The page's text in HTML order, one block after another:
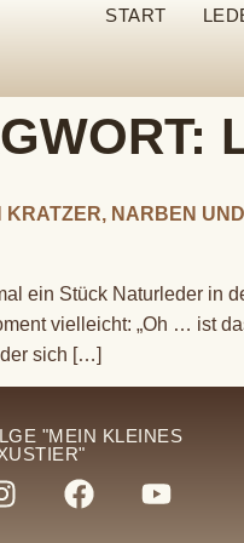
START
KRATZER, NARBEN
ein Stück Naturleder in
vielleicht: „Oh … ist
sich […]
"MEIN KLEINES